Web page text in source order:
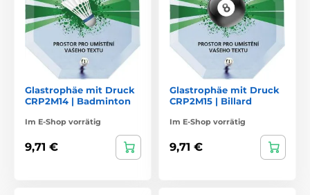
Glastrophäe mit Druck
CRP2M14 | Badminton
Im E-Shop vorrätig
9,71 €
Glastrophäe mit Druck
CRP2M15 | Billard
Im E-Shop vorrätig
9,71 €